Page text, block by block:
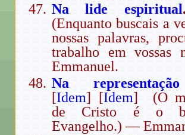
Na lide espiritual
(Enquanto buscais a
nossas palavras,
trabalho em vossas
Emmanuel.
Na
[Idem] [Idem] (O
de Cristo é o
Evangelho.) —